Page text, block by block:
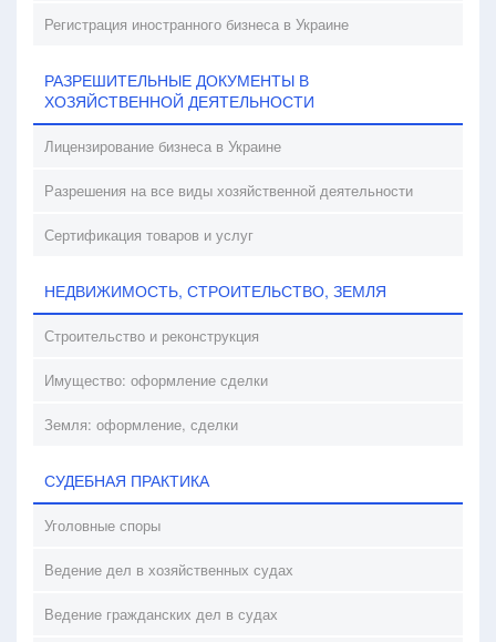
Регистрация иностранного бизнеса в Украине
РАЗРЕШИТЕЛЬНЫЕ ДОКУМЕНТЫ В
ХОЗЯЙСТВЕННОЙ ДЕЯТЕЛЬНОСТИ
Лицензирование бизнеса в Украине
Разрешения на все виды хозяйственной деятельности
Сертификация товаров и услуг
НЕДВИЖИМОСТЬ, СТРОИТЕЛЬСТВО, ЗЕМЛЯ
Строительство и реконструкция
Имущество: оформление сделки
Земля: оформление, сделки
СУДЕБНАЯ ПРАКТИКА
Уголовные споры
Ведение дел в хозяйственных судах
Ведение гражданских дел в судах